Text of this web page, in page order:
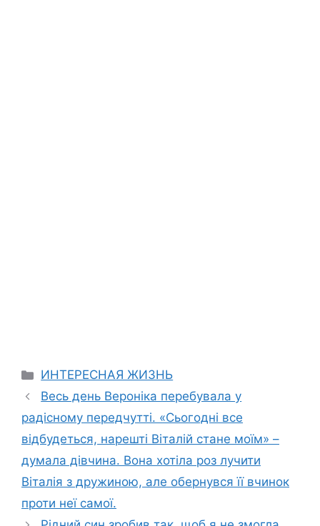
Categories
ИНТЕРЕСНАЯ ЖИЗНЬ
Весь день Вероніка перебувала у
радісному передчутті. «Сьогодні все
відбудеться, нарешті Віталій стане моїм» –
думала дівчина. Вона хотіла роз лучити
Віталія з дружиною, але обернувся її вчинок
проти неї самої.